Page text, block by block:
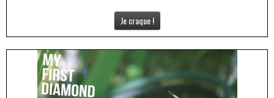
Je craque !